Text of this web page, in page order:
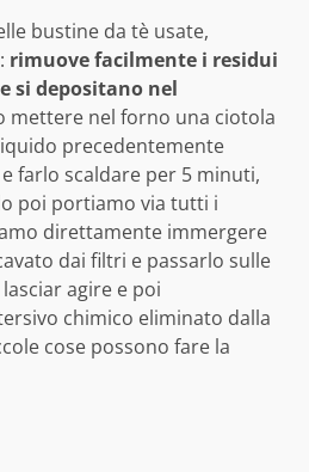
bustine da tè usate,
rimuove facilmente i residui
si depositano nel
mettere nel forno una ciotola
precedentemente
farlo scaldare per 5 minuti,
poi portiamo via tutti i
direttamente immergere
dai filtri e passarlo sulle
agire e poi
chimico eliminato dalla
cose possono fare la